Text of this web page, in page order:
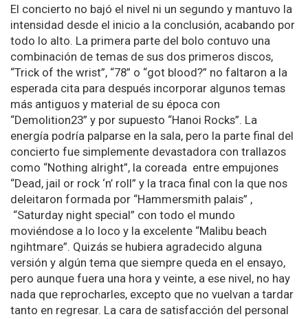
El concierto no bajó el nivel ni un segundo y mantuvo la
intensidad desde el inicio a la conclusión, acabando por
todo lo alto. La primera parte del bolo contuvo una
combinación de temas de sus dos primeros discos,
“Trick of the wrist”, “78” o “got blood?” no faltaron a la
esperada cita para después incorporar algunos temas
más antiguos y material de su época con
“Demolition23” y por supuesto “Hanoi Rocks”. La
energía podría palparse en la sala, pero la parte final del
concierto fue simplemente devastadora con trallazos
como “Nothing alright”, la coreada entre empujones
“Dead, jail or rock ‘n’ roll” y la traca final con la que nos
deleitaron formada por “Hammersmith palais” ,
“Saturday night special” con todo el mundo
moviéndose a lo loco y la excelente “Malibu beach
ngihtmare”. Quizás se hubiera agradecido alguna
versión y algún tema que siempre queda en el ensayo,
pero aunque fuera una hora y veinte, a ese nivel, no hay
nada que reprocharles, excepto que no vuelvan a tardar
tanto en regresar. La cara de satisfacción del personal